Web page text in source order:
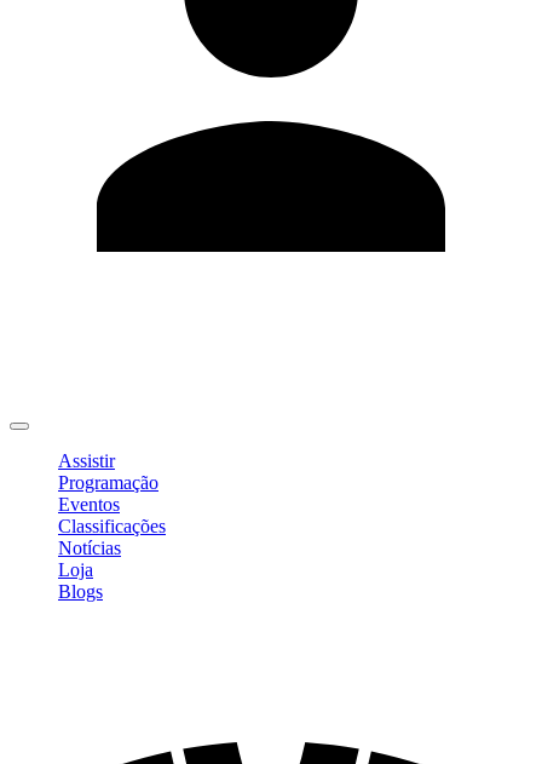
Assistir
Programação
Eventos
Classificações
Notícias
Loja
Blogs